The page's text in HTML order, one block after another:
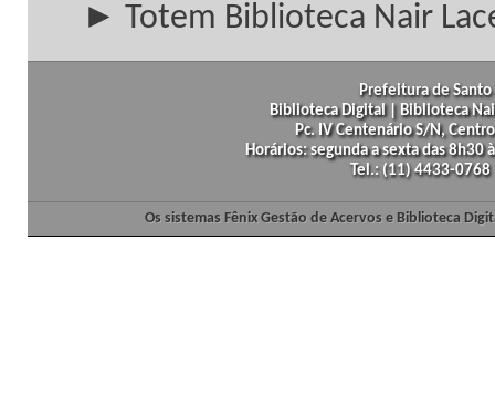
► Totem Biblioteca Nair
Prefeitura de
Biblioteca Digital | Biblioteca
Pc. IV Centenário S/N,
Horários: segunda a sexta das
Tel.: (11) 4433-
Os sistemas Fênix Gestão de Acervos e Biblioteca